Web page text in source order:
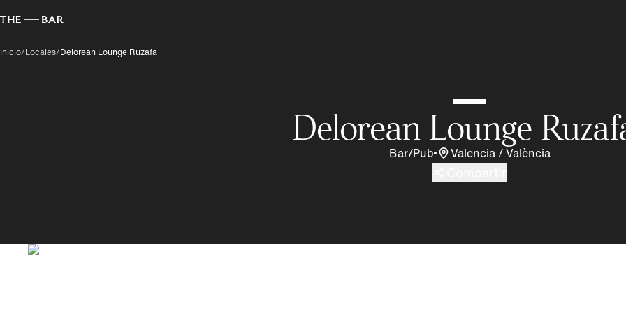
Inicio/Locales/Delorean Lounge Ruzafa
Delorean Lounge
Bar/Pub Valencia / València